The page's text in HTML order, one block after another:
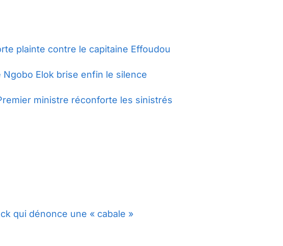
plainte contre le capitaine Effoudou
Elok brise enfin le silence
ministre réconforte les sinistrés
qui dénonce une « cabale »